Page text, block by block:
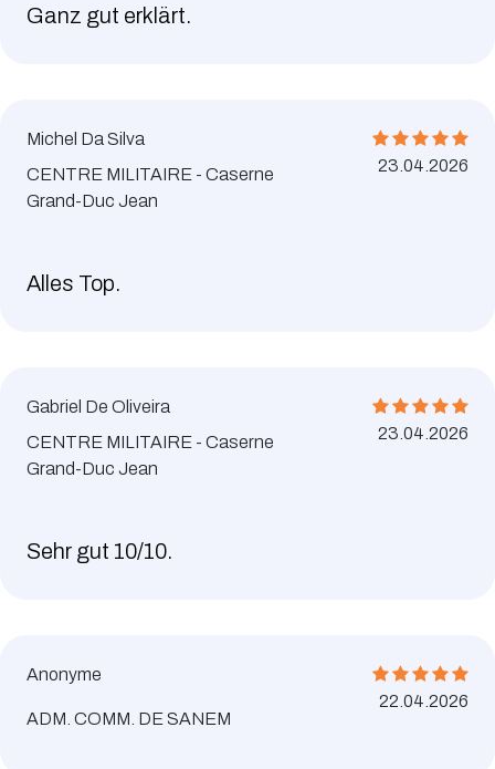
Ganz gut erklärt.
Michel Da Silva
CENTRE MILITAIRE - Caserne
Grand-Duc Jean
23.04.2026
Alles Top.
Gabriel De Oliveira
CENTRE MILITAIRE - Caserne
Grand-Duc Jean
23.04.2026
Sehr gut 10/10.
Anonyme
ADM. COMM. DE SANEM
22.04.2026